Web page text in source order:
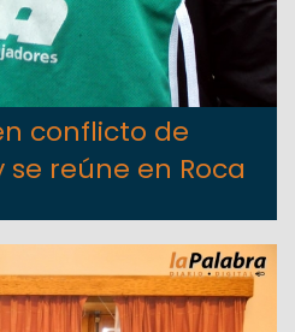
conflicto de
reúne en Roca